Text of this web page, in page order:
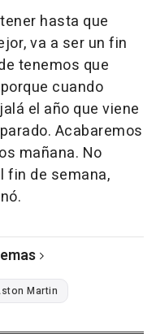
hasta que
va a ser un fin
tenemos que
cuando
el año que viene
Acabaremos
mañana. No
fin de semana,
Martin